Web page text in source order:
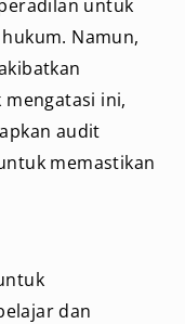
untuk
Namun,
ini,
audit
memastikan
dan